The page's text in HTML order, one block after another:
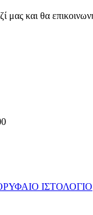
μας και θα
ΙΣΤΟΛΟΓΙΟ